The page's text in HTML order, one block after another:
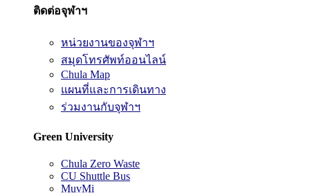
ติดต่อจุฬาฯ
หน่วยงานของจุฬาฯ
สมุดโทรศัพท์ออนไลน์
Chula Map
แผนที่และการเดินทาง
ร่วมงานกับจุฬาฯ
Green University
Chula Zero Waste
CU Shuttle Bus
MuvMi